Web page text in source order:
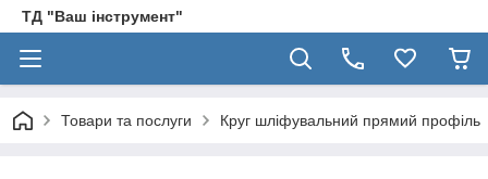
ТД "Ваш інструмент"
Товари та послуги Круг шліфувальний прямий профіль